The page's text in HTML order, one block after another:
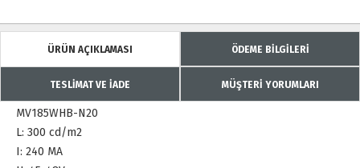
ÜRÜN AÇIKLAMASI ÖDEME BİLGİLERİ
TESLİMAT VE İADE MÜŞTERİ YORUMLARI
MV185WHB-N20
L: 300 cd/m2
I: 240 MA